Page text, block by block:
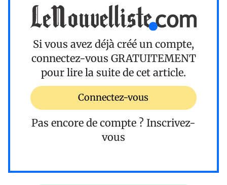
Si vous avez déjà créé un compte,
connectez-vous GRATUITEMENT
pour lire la suite de cet article.
Connectez-vous
Pas encore de compte ? Inscrivez-
vous